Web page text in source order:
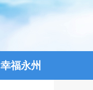
幸福永州